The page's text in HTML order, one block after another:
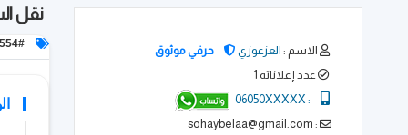
نقل
الاسم : العزعوزي
حرفي موثوق
عدد إعلاناته 1
:
06050XXXXX
: sohaybelaa@gmail.com